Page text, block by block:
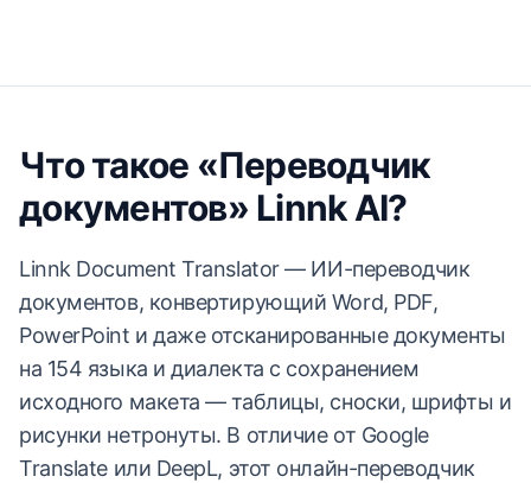
Что такое «Переводчик
документов» Linnk AI?
Linnk Document Translator — ИИ-переводчик
документов, конвертирующий Word, PDF,
PowerPoint и даже отсканированные документы
на 154 языка и диалекта с сохранением
исходного макета — таблицы, сноски, шрифты и
рисунки нетронуты. В отличие от Google
Translate или DeepL, этот онлайн-переводчик